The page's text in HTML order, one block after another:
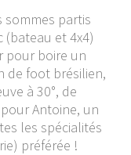
sommes partis
(bateau et 4x4)
pour boire un
de foot brésilien,
à 30°, de
Antoine, un
les spécialités
préférée !